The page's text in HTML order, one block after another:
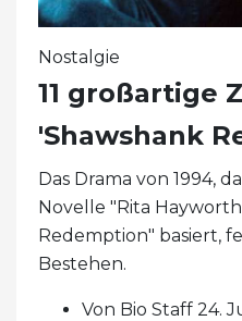
Nostalgie
11 großartige
'Shawshank
Das Drama von 1994,
Novelle "Rita
Redemption" basiert,
Bestehen.
Von Bio Staff 24.